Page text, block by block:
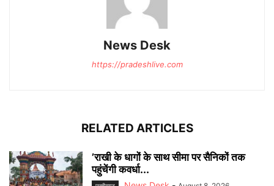
News Desk
https://pradeshlive.com
RELATED ARTICLES
’राखी के धागों के साथ सीमा पर सैनिकों तक
पहुंचेंगी कवर्धा...